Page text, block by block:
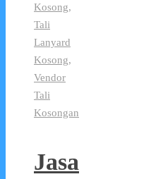
Kosong,
Tali
Lanyard
Kosong,
Vendor
Tali
Kosongan
Jasa